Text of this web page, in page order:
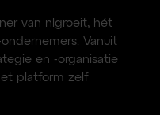
van nlgroeit, hét
Vanuit
en -organisatie
platform zelf